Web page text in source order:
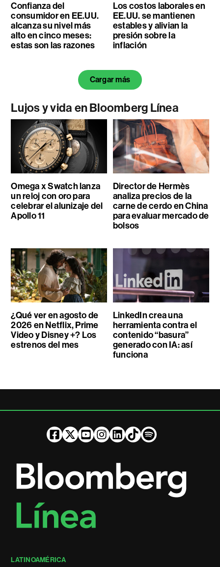
Confianza del
consumidor en EE.UU.
alcanza su nivel más
alto en cinco meses:
estas son las razones
Los costos laborales en
EE.UU. se mantienen
estables y alivian la
presión sobre la
inflación
Cargar más
Lujos y vida en Bloomberg Línea
Omega x Swatch lanza
un reloj con oro para
celebrar el alunizaje del
Apollo 11
Director de Hermès
analiza precios de la
carne de cerdo en China
para evaluar mercado de
bolsos
¿Qué ver en agosto de
2026 en Netflix, Prime
Video y Disney +? Los
estrenos del mes
LinkedIn crea una
herramienta contra el
contenido “basura”
generado con IA: así
funciona
LATINOAMÉRICA